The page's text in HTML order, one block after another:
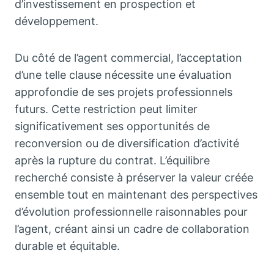
d’investissement en prospection et
développement.
Du côté de l’agent commercial, l’acceptation
d’une telle clause nécessite une évaluation
approfondie de ses projets professionnels
futurs. Cette restriction peut limiter
significativement ses opportunités de
reconversion ou de diversification d’activité
après la rupture du contrat. L’équilibre
recherché consiste à préserver la valeur créée
ensemble tout en maintenant des perspectives
d’évolution professionnelle raisonnables pour
l’agent, créant ainsi un cadre de collaboration
durable et équitable.